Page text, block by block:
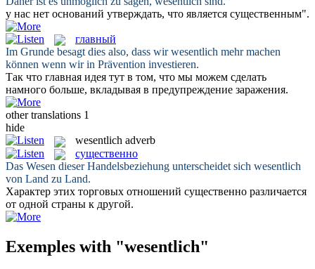
у нас нет оснований утверждать, что является существенным".
главный
Im Grunde besagt dies also, dass wirwesentlich mehr machen
können wenn wir in Prävention investieren.
Так что главная идея тут в том, что мы можем сделать
намного больше, вкладывая в предупреждение заражения.
other translations 1
hide
wesentlich adverb
существенно
Das Wesen dieser Handelsbeziehung unterscheidet sich wesentlich
von Land zu Land.
Характер этих торговых отношений существенно различается
от одной страны к другой.
Exemples with "wesentlich"